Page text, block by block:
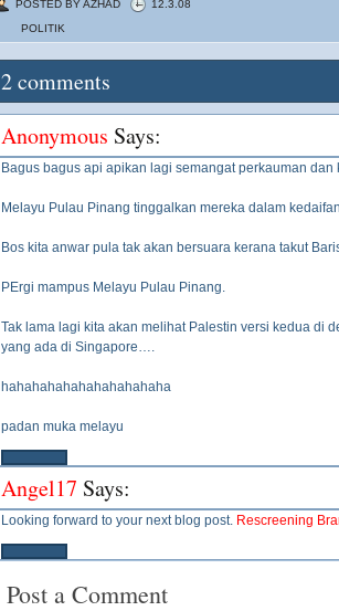
POSTED BYAZHAD
12.3.08
POLITIK
2comments
Anonymous Says:
Bagus bagus api apikan lagi semangat perkauman dan
Melayu Pulau Pinang tinggalkan mereka dalam
Bos kita anwar pula tak akan bersuara kerana takut
PErgi mampus Melayu Pulau Pinang.
Tak lama lagi kita akan melihat Palestin versi kedua di
yang ada di Singapore….
hahahahahahahahahahaha
padan muka melayu
Angel17 Says:
Looking forward to your next blog post. Rescreening
Post a Comment